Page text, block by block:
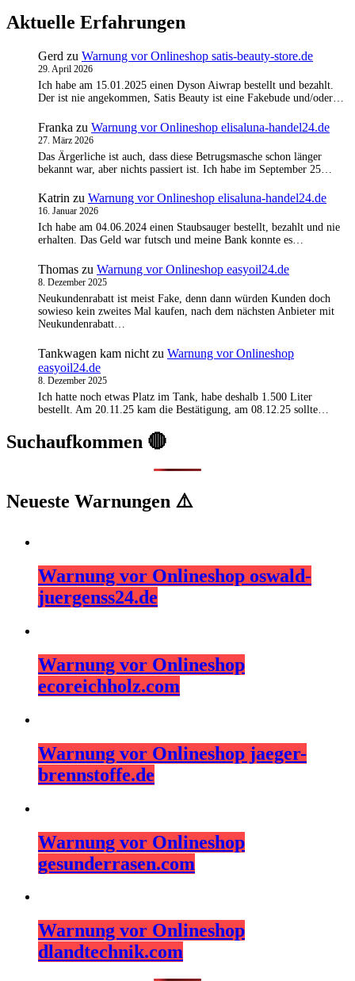
Aktuelle Erfahrungen
Gerd zu Warnung vor Onlineshop satis-beauty-store.de
29. April 2026
Ich habe am 15.01.2025 einen Dyson Aiwrap bestellt und bezahlt.
Der ist nie angekommen, Satis Beauty ist eine Fakebude und/oder…
Franka zu Warnung vor Onlineshop elisaluna-handel24.de
27. März 2026
Das Ärgerliche ist auch, dass diese Betrugsmasche schon länger
bekannt war, aber nichts passiert ist. Ich habe im September 25…
Katrin zu Warnung vor Onlineshop elisaluna-handel24.de
16. Januar 2026
Ich habe am 04.06.2024 einen Staubsauger bestellt, bezahlt und nie
erhalten. Das Geld war futsch und meine Bank konnte es…
Thomas zu Warnung vor Onlineshop easyoil24.de
8. Dezember 2025
Neukundenrabatt ist meist Fake, denn dann würden Kunden doch
sowieso kein zweites Mal kaufen, nach dem nächsten Anbieter mit
Neukundenrabatt…
Tankwagen kam nicht zu Warnung vor Onlineshop
easyoil24.de
8. Dezember 2025
Ich hatte noch etwas Platz im Tank, habe deshalb 1.500 Liter
bestellt. Am 20.11.25 kam die Bestätigung, am 08.12.25 sollte…
Suchaufkommen 🔴
Neueste Warnungen ⚠️
Warnung vor Onlineshop oswald-
juergenss24.de
Warnung vor Onlineshop
ecoreichholz.com
Warnung vor Onlineshop jaeger-
brennstoffe.de
Warnung vor Onlineshop
gesunderrasen.com
Warnung vor Onlineshop
dlandtechnik.com